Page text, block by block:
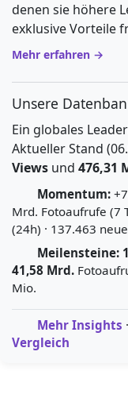
denen sie höhere
exklusive Vorteile
Mehr erfahren →
Unsere
Ein globales
Aktueller Stand
Views und 476,31
Momentum:
Mrd. Fotoaufrufe (7
(24h) · 137.463
Meilensteine:
41,58 Mrd.
Mio.
Mehr Insights ·
Vergleich